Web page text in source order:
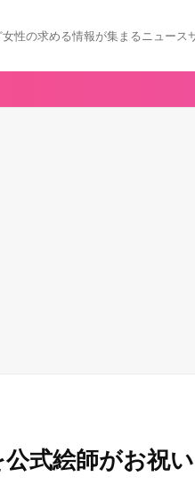
性の求める情報が集まるニュース
公式絵師がお祝